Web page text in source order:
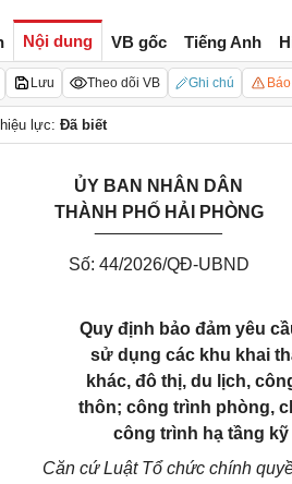
Nội dung VB gốc Tiếng Anh
Lưu Theo dõi VB Ghi chú
lực: Đã biết
ỦY BAN NHÂN DÂN
THÀNH PHỐ HẢI PHÒNG
Số: 44/2026/QĐ-UBND
Quy định bảo đảm yêu
sử dụng các khu khai
khác, đô thị, du lịch,
thôn; công trình phòng,
công trình hạ tầng
Căn cứ Luật Tổ chức chính